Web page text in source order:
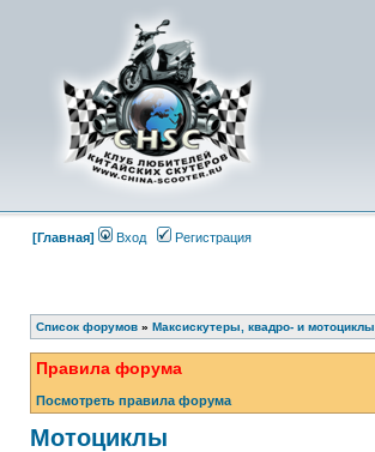
[Главная] Вход Регистрация
Список форумов » Максискутеры, квадро- и мотоциклы
Правила форума
Посмотреть правила форума
Мотоциклы